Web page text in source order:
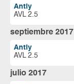
Antiy
AVL 2.5
septiembre 2017
Antiy
AVL 2.5
julio 2017